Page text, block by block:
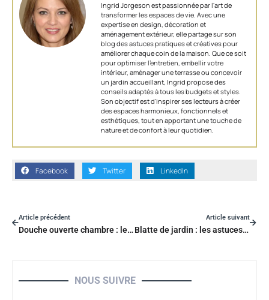
Ingrid Jorgeson est passionnée par l'art de
transformer les espaces de vie. Avec une
expertise en design, décoration et
aménagement extérieur, elle partage sur son
blog des astuces pratiques et créatives pour
améliorer chaque coin de la maison. Que ce soit
pour optimiser l’entretien, embellir votre
intérieur, aménager une terrasse ou concevoir
un jardin accueillant, Ingrid propose des
conseils adaptés à tous les budgets et styles.
Son objectif est d'inspirer ses lecteurs à créer
des espaces harmonieux, fonctionnels et
esthétiques, tout en apportant une touche de
nature et de confort à leur quotidien.
Facebook Twitter LinkedIn
Article précédent
Douche ouverte chambre : les solutions pour réussir l’aménagement de la suite
Article suivant
Blatte de jardin : les astuces pour la différencier du cafard nuisible
NOUS SUIVRE